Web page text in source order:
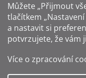
Můžete „Přijmout
tlačítkem
a nastavit si
potvrzujete, že vám
Více o zpracování
Zákaz prodeje